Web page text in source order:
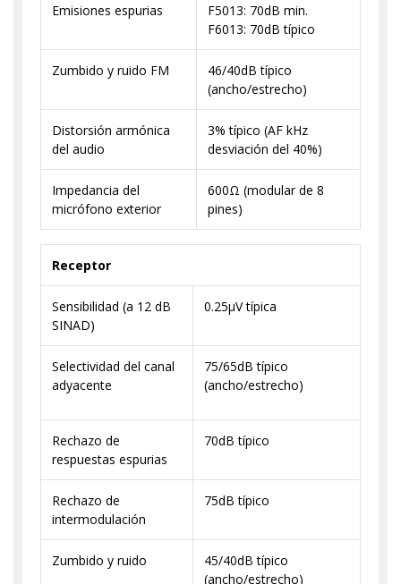
Emisiones espurias
F5013: 70dB min.
F6013: 70dB típico
Zumbido y ruido FM
46/40dB típico
(ancho/estrecho)
Distorsión armónica
del audio
3% típico (AF kHz
desviación del 40%)
Impedancia del
micrófono exterior
600Ω (modular de 8
pines)
Receptor
Sensibilidad (a 12 dB
SINAD)
0.25μV típica
Selectividad del canal
adyacente
75/65dB típico
(ancho/estrecho)
Rechazo de
respuestas espurias
70dB típico
Rechazo de
intermodulación
75dB típico
Zumbido y ruido
45/40dB típico
(ancho/estrecho)